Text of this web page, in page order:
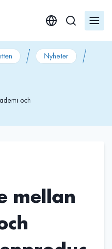
Nyheter
och
mellan